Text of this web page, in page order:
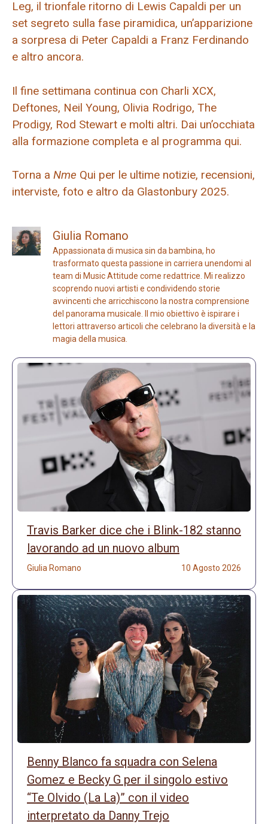
Leg, il trionfale ritorno di Lewis Capaldi per un
set segreto sulla fase piramidica, un’apparizione
a sorpresa di Peter Capaldi a Franz Ferdinando
e altro ancora.
Il fine settimana continua con Charli XCX,
Deftones, Neil Young, Olivia Rodrigo, The
Prodigy, Rod Stewart e molti altri. Dai un’occhiata
alla formazione completa e al programma qui.
Torna a Nme Qui per le ultime notizie, recensioni,
interviste, foto e altro da Glastonbury 2025.
Giulia Romano
Appassionata di musica sin da bambina, ho
trasformato questa passione in carriera unendomi al
team di Music Attitude come redattrice. Mi realizzo
scoprendo nuovi artisti e condividendo storie
avvincenti che arricchiscono la nostra comprensione
del panorama musicale. Il mio obiettivo è ispirare i
lettori attraverso articoli che celebrano la diversità e la
magia della musica.
Travis Barker dice che i Blink-182 stanno
lavorando ad un nuovo album
Giulia Romano 10 Agosto 2026
Benny Blanco fa squadra con Selena
Gomez e Becky G per il singolo estivo
“Te Olvido (La La)” con il video
interpretato da Danny Trejo